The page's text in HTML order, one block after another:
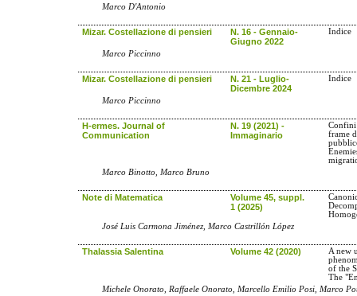
Marco D'Antonio
Mizar. Costellazione di pensieri
N. 16 - Gennaio-
Giugno 2022
Indice
Marco Piccinno
Mizar. Costellazione di pensieri
N. 21 - Luglio-
Dicembre 2024
Indice
Marco Piccinno
H-ermes. Journal of
Communication
N. 19 (2021) -
Immaginario
Confini
frame
Marco Binotto, Marco Bruno
Note di Matematica
Volume 45, suppl.
1 (2025)
José Luis Carmona Jiménez, Marco Castrillón López
Thalassia Salentina Volume 42 (2020)
A new
of the
The
Michele Onorato, Raffaele Onorato, Marcello Emilio Posi, Marco